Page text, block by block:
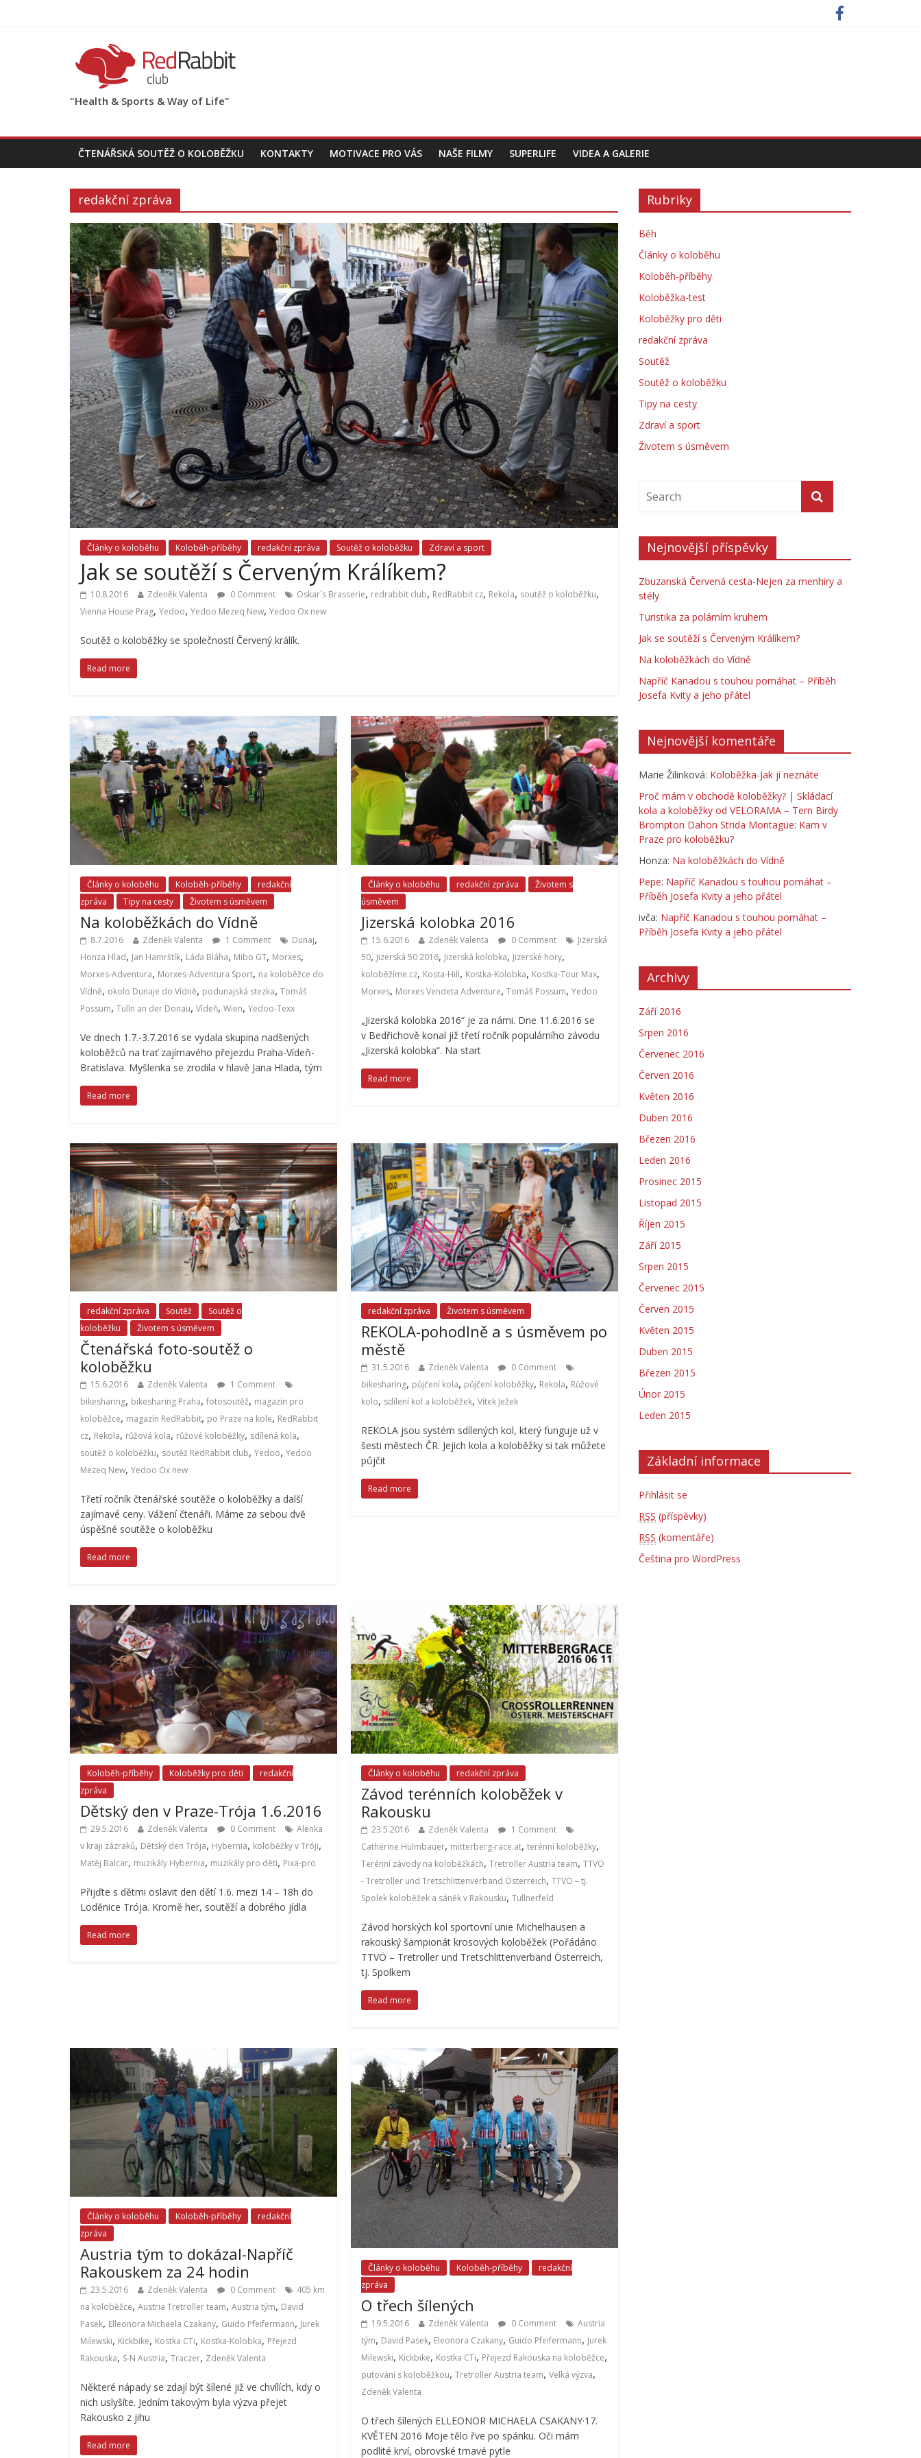
"Health & Sports & Way of Life"
ČTENÁŘSKÁ SOUTĚŽ O KOLOBĚŽKU KONTAKTY MOTIVACE PRO VÁS NAŠE FILMY SUPERLIFE VIDEA A GALERIE
redakční zpráva
Články o koloběhu Koloběh-příběhy redakční zpráva Soutěž o koloběžku Zdraví a sport
Jak se soutěží s Červeným Králíkem?
10.8.2016 Zdeněk Valenta 0 Comment Oskar´s Brasserie, redrabbit club, RedRabbit cz, Rekola, soutěž o koloběžku,
Vienna House Prag, Yedoo, Yedoo Mezeq New, Yedoo Ox new
Soutěž o koloběžky se společností Červený králík.
Read more
Články o koloběhu Koloběh-příběhy
redakční
zpráva
Tipy na cesty Životem s úsměvem
Na koloběžkách do Vídně
8.7.2016 Zdeněk Valenta 1 Comment Dunaj,
Honza Hlad, Jan Hamrštík, Láďa Bláha, Mibo GT, Morxes,
Morxes-Adventura, Morxes-Adventura Sport, na koloběžce do
Vídně, okolo Dunaje do Vídně, podunajská stezka, Tomáš
Possum, Tulln an der Donau, Vídeň, Wien, Yedoo-Texx
Ve dnech 1.7.-3.7.2016 se vydala skupina nadšených
koloběžců na trať zajímavého přejezdu Praha-Vídeň-
Bratislava. Myšlenka se zrodila v hlavě Jana Hlada, tým
Read more
Články o koloběhu redakční zpráva
Životem s
úsměvem
Jizerská kolobka 2016
15.6.2016 Zdeněk Valenta 0 Comment
Jizerská
50, Jizerská 50 2016, Jizerská kolobka, Jizerské hory,
koloběžíme.cz, Kosta-Hill, Kostka-Kolobka, Kostka-Tour Max,
Morxes, Morxes Vendeta Adventure,Tomáš Possum,Yedoo
„Jizerská kolobka 2016“ je za námi. Dne 11.6.2016 se
v Bedřichově konal již třetí ročník populárního závodu
„Jizerská kolobka“. Na start
Read more
redakční zpráva Soutěž
Soutěž o
koloběžku
Životem s úsměvem
Čtenářská foto-soutěž o
koloběžku
15.6.2016 Zdeněk Valenta
1 Comment
bikesharing, bikesharing Praha, fotosoutěž, magazín pro
koloběžce, magazín RedRabbit, po Praze na kole, RedRabbit
cz, Rekola, růžová kola, růžové koloběžky, sdílená kola,
soutěž o koloběžku, soutěž RedRabbit club, Yedoo, Yedoo
Mezeq New, Yedoo Ox new
Třetí ročník čtenářské soutěže o koloběžky a další
zajímavé ceny. Vážení čtenáři. Máme za sebou dvě
úspěšné soutěže o koloběžku
Read more
redakční zpráva Životem s úsměvem
REKOLA-pohodlně a s úsměvem po
městě
31.5.2016 Zdeněk Valenta
0 Comment
bikesharing, půjčení kola, půjčení koloběžky, Rekola, Růžové
kolo, sdílení kol a koloběžek,Vítek Ježek
REKOLA jsou systém sdílených kol, který funguje už v
šesti městech ČR. Jejich kola a koloběžky si tak můžete
půjčit
Read more
Koloběh-příběhy Koloběžky pro děti
redakční
zpráva
Dětský den v Praze-Trója 1.6.2016
29.5.2016 Zdeněk Valenta 0 Comment
Alenka
v kraji zázraků, Dětský den Trója, Hybernia, koloběžky v Tróji,
Matěj Balcar, muzikály Hybernia, muzikály pro děti, Pixa-pro
Přijďte s dětmi oslavit den dětí 1.6. mezi 14 – 18h do
Loděnice Trója. Kromě her, soutěží a dobrého jídla
Read more
Články o koloběhu redakční zpráva
Závod terénních koloběžek v
Rakousku
23.5.2016 Zdeněk Valenta
1 Comment
Cathérine Hülmbauer, mitterberg-race.at,terénní koloběžky,
Terénní závody na koloběžkách,Tretroller Austria team,TTVÖ
- Tretroller und Tretschlittenverband Österreich,TTVÖ – tj.
Spolek koloběžek a sáněk v Rakousku,Tullnerfeld
Závod horských kol sportovní unie Michelhausen a
rakouský šampionát krosových koloběžek (Pořádáno
TTVÖ – Tretroller und Tretschlittenverband Österreich,
tj. Spolkem
Read more
Články o koloběhu Koloběh-příběhy
redakční
zpráva
Austria tým to dokázal-Napříč
Rakouskem za 24 hodin
23.5.2016 Zdeněk Valenta 0 Comment
405 km
na koloběžce, Austria Tretroller team, Austria tým, David
Pasek, Elleonora Michaela Czakany, Guido Pfeifermann, Jurek
Milewski, Kickbike, Kostka CTi, Kostka-Kolobka, Přejezd
Rakouska, S-N Austria, Traczer, Zdeněk Valenta
Některé nápady se zdají být šílené již ve chvílích, kdy o
nich uslyšíte. Jedním takovým byla výzva přejet
Rakousko z jihu
Read more
Články o koloběhu Koloběh-příběhy
redakční
zpráva
O třech šílených
19.5.2016 Zdeněk Valenta 0 Comment
Austria
tým, David Pasek, Eleonora Czakany, Guido Pfeifermann, Jurek
Milewski, Kickbike, Kostka CTi, Přejezd Rakouska na koloběžce,
putování s koloběžkou,Tretroller Austria team,Velká výzva,
Zdeněk Valenta
O třech šílených ELLEONOR MICHAELA CSAKANY·17.
KVĚTEN 2016 Moje tělo řve po spánku. Oči mám
podlité krví, obrovské tmavé pytle
Rubriky
Běh
Články o koloběhu
Koloběh-příběhy
Koloběžka-test
Koloběžky pro děti
redakční zpráva
Soutěž
Soutěž o koloběžku
Tipy na cesty
Zdraví a sport
Životem s úsměvem
Nejnovější příspěvky
Zbuzanská Červená cesta-Nejen za menhiry a
stély
Turistika za polárním kruhem
Jak se soutěží s Červeným Králíkem?
Na koloběžkách do Vídně
Napříč Kanadou s touhou pomáhat – Příběh
Josefa Kvity a jeho přátel
Nejnovější komentáře
Marie Žilinková: Koloběžka-Jak jí neznáte
Proč mám v obchodě koloběžky? | Skládací
kola a koloběžky od VELORAMA – Tern Birdy
Brompton Dahon Strida Montague: Kam v
Praze pro koloběžku?
Honza: Na koloběžkách do Vídně
Pepe: Napříč Kanadou s touhou pomáhat –
Příběh Josefa Kvity a jeho přátel
ivča: Napříč Kanadou s touhou pomáhat –
Příběh Josefa Kvity a jeho přátel
Archivy
Září 2016
Srpen 2016
Červenec 2016
Červen 2016
Květen 2016
Duben 2016
Březen 2016
Leden 2016
Prosinec 2015
Listopad 2015
Říjen 2015
Září 2015
Srpen 2015
Červenec 2015
Červen 2015
Květen 2015
Duben 2015
Březen 2015
Únor 2015
Leden 2015
Základní informace
Přihlásit se
RSS (příspěvky)
RSS (komentáře)
Čeština pro WordPress